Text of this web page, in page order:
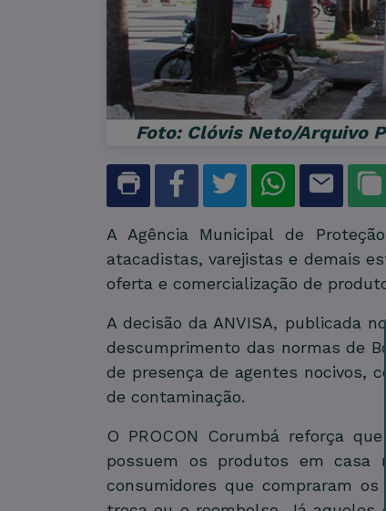
Foto: Clóvis Neto/Arquivo
A Agência Municipal de
atacadistas, varejistas e demais
oferta e comercialização de
A decisão da ANVISA, publicada
descumprimento das normas de
de presença de agentes nocivos,
de contaminação.
O PROCON Corumbá reforça
possuem os produtos em casa
consumidores que compraram